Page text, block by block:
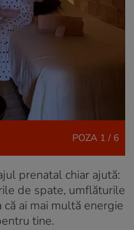
POZA 1 / 6
prenatal chiar ajută:
de spate, umflăturile
că ai mai multă energie
tine.